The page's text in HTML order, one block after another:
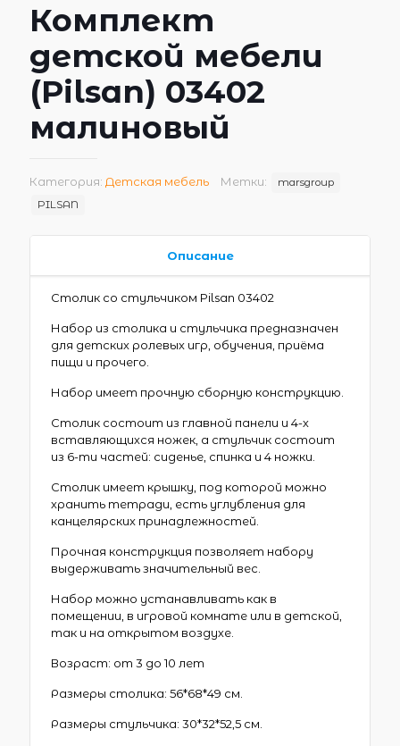
Комплект
детской мебели
(Pilsan) 03402
малиновый
Категория: Детская мебель Метки:
marsgroup
PILSAN
Описание
Столик со стульчиком Pilsan 03402
Набор из столика и стульчика предназначен
для детских ролевых игр, обучения, приёма
пищи и прочего.
Набор имеет прочную сборную конструкцию.
Столик состоит из главной панели и 4-х
вставляющихся ножек, а стульчик состоит
из 6-ти частей: сиденье, спинка и 4 ножки.
Столик имеет крышку, под которой можно
хранить тетради, есть углубления для
канцелярских принадлежностей.
Прочная конструкция позволяет набору
выдерживать значительный вес.
Набор можно устанавливать как в
помещении, в игровой комнате или в детской,
так и на открытом воздухе.
Возраст: от 3 до 10 лет
Размеры столика: 56*68*49 см.
Размеры стульчика: 30*32*52,5 см.